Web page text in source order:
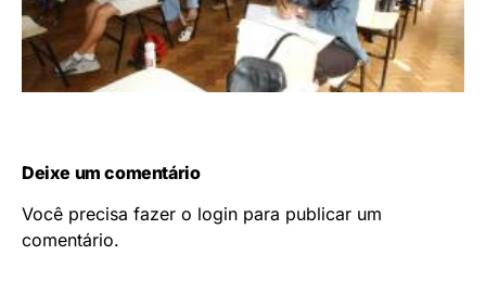
Deixe um comentário
Você precisa fazer o login para publicar um
comentário.